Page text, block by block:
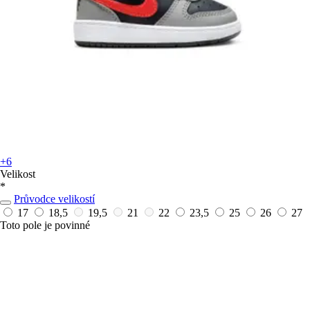
+6
Velikost
*
Průvodce velikostí
17
18,5 19,5 21 22 23,5 25 26
27
Toto pole je povinné